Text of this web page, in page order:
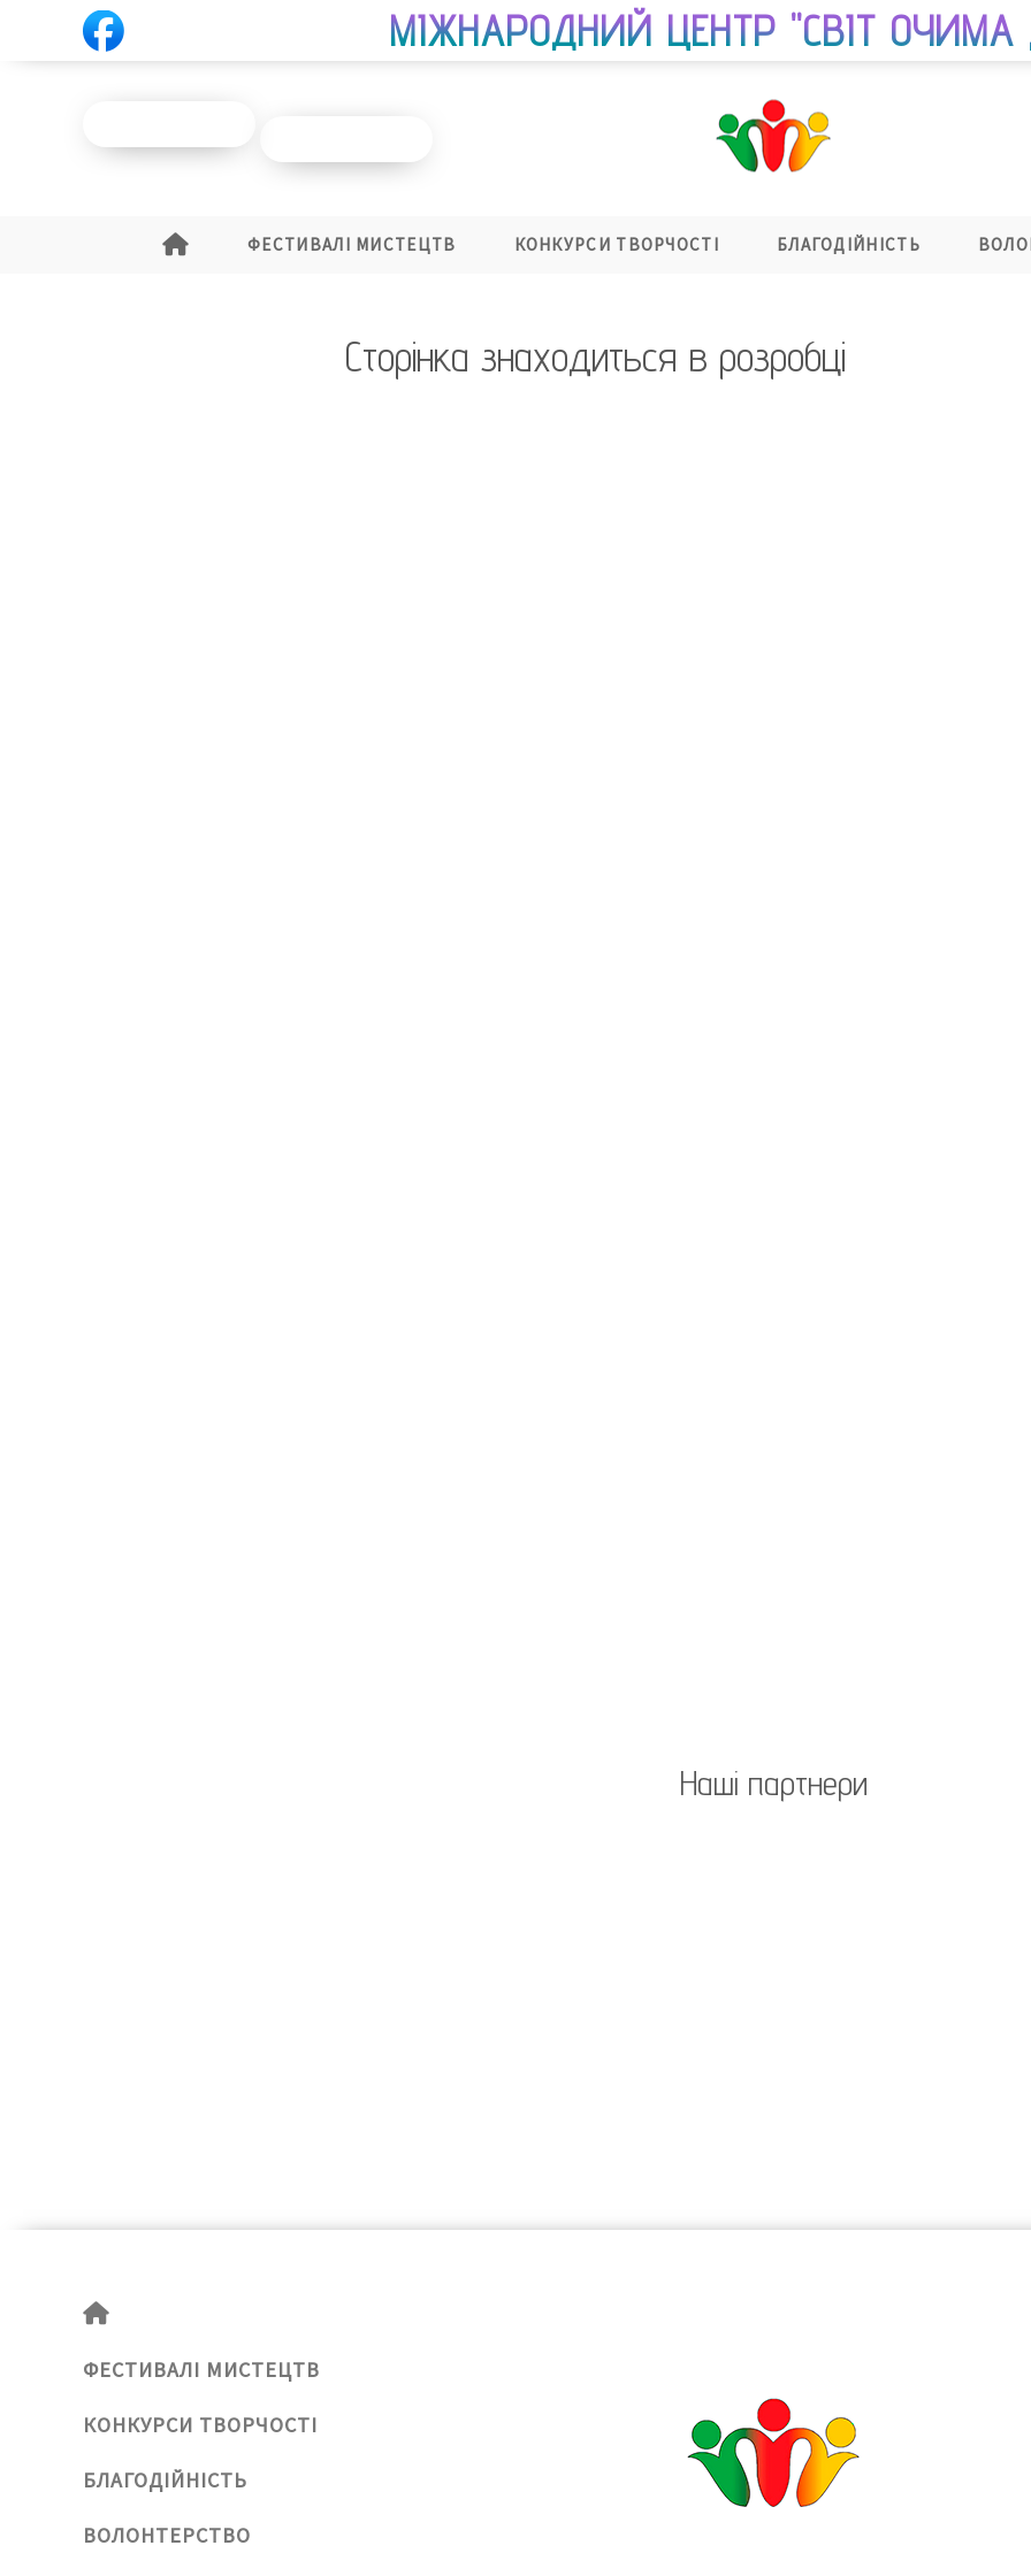
МІЖНАРОДНИЙ ЦЕНТР "СВІТ ОЧИМА
ФЕСТИВАЛІ МИСТЕЦТВ КОНКУРСИ ТВОРЧОСТІ БЛАГОДІЙНІСТЬ
Сторінка знаходиться в розробці
Наші партнери
ФЕСТИВАЛІ МИСТЕЦТВ
КОНКУРСИ ТВОРЧОСТІ
БЛАГОДІЙНІСТЬ
ВОЛОНТЕРСТВО